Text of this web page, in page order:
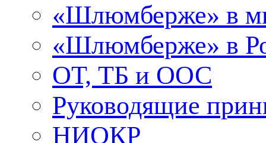
«Шлюмберже» в
«Шлюмберже» в
ОТ, ТБ и ООС
Руководящие
НИОКР